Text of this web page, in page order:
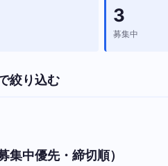
3
募集中
絞り込む
集中優先・締切順）